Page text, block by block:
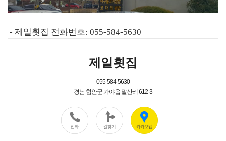
- 제일횟집 전화번호: 055-584-5630